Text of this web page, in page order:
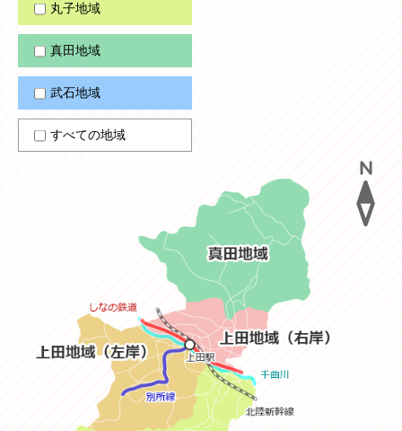
丸子地域
真田地域
武石地域
すべての地域